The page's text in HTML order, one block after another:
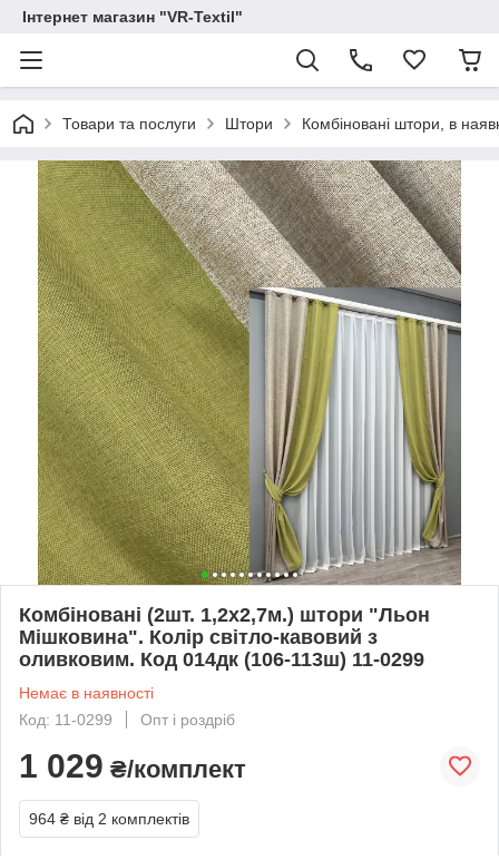
Інтернет магазин "VR-Textil"
Товари та послуги Штори Комбіновані штори, в
Комбіновані (2шт. 1,2х2,7м.) штори "Льон
Мішковина". Колір світло-кавовий з
оливковим. Код 014дк (106-113ш) 11-0299
Немає в наявності
Код: 11-0299
Опт і роздріб
1 029 ₴/комплект
964 ₴ від 2 комплектів